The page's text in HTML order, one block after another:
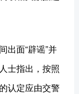
出面“辟谣”并
士指出，按照
认定应由交警